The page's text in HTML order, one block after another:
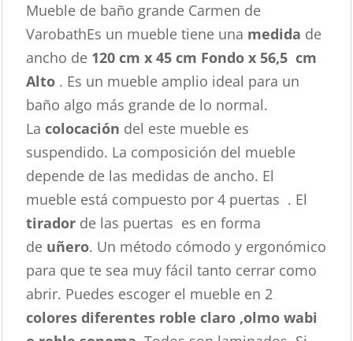
Mueble de baño grande Carmen de
VarobathEs un mueble tiene una medida de
ancho de 120 cm x 45 cm Fondo x 56,5 cm
Alto . Es un mueble amplio ideal para un
baño algo más grande de lo normal.
La colocación del este mueble es
suspendido. La composición del mueble
depende de las medidas de ancho. El
mueble está compuesto por 4 puertas . El
tirador de las puertas es en forma
de uñero. Un método cómodo y ergonómico
para que te sea muy fácil tanto cerrar como
abrir. Puedes escoger el mueble en 2
colores diferentes roble claro ,olmo wabi